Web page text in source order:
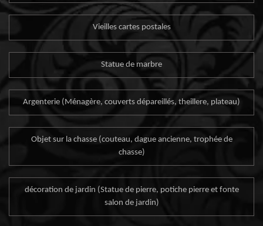
Vieilles cartes postales
Statue de marbre
Argenterie (Ménagère, couverts dépareillés, theillere, plateau)
Objet sur la chasse (couteau, dague ancienne, trophée de
chasse)
décoration de jardin (Statue de pierre, potiche pierre et fonte
salon de jardin)